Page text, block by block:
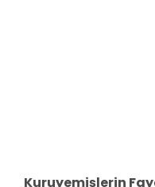
Kuruyemişlerin